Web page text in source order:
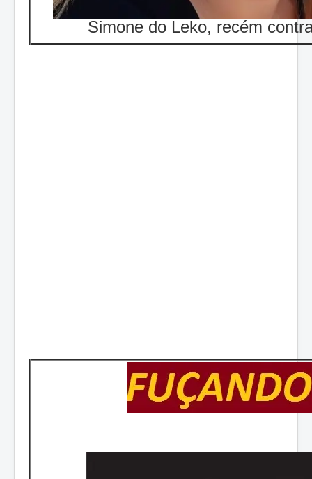
Simone do Leko, recém